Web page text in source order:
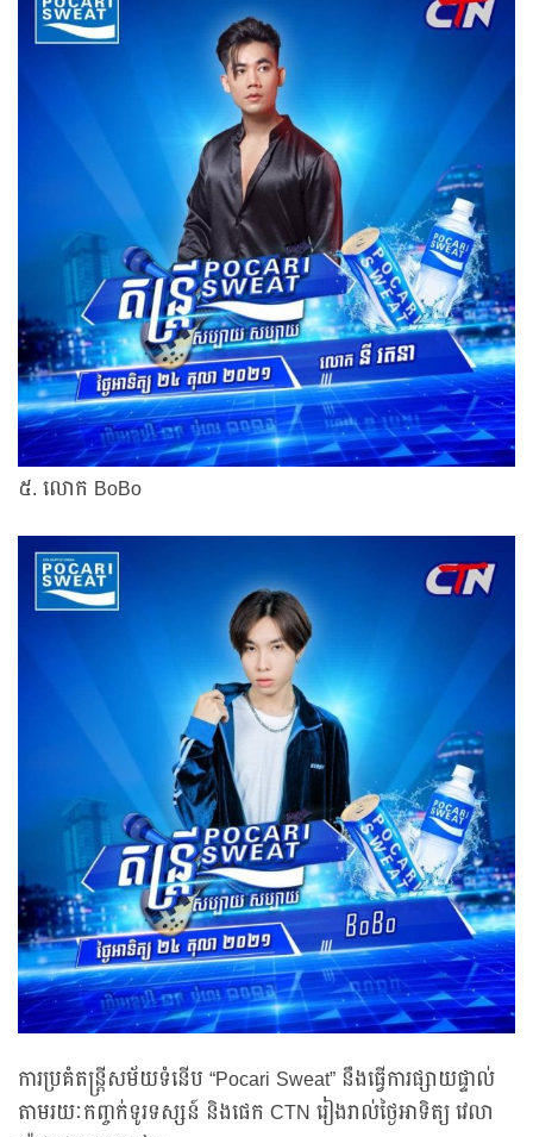
៥. លោក BoBo
ការប្រគំតន្ត្រីសម័យទំនើប “Pocari Sweat” នឹងធ្វើការផ្សាយផ្ទាល់
តាមរយៈកញ្ចក់ទូរទស្សន៍ និងផេក CTN រៀងរាល់ថ្ងៃអាទិត្យ វេលា